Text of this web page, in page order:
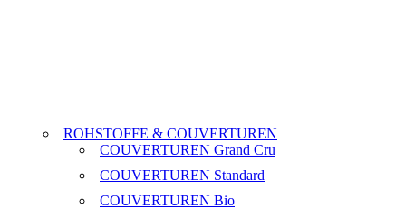
ROHSTOFFE & COUVERTUREN
COUVERTUREN Grand Cru
COUVERTUREN Standard
COUVERTUREN Bio